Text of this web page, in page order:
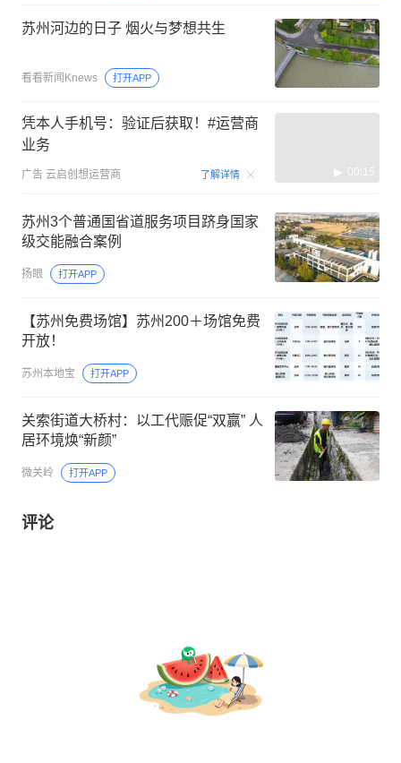
苏州河边的日子 烟火与梦想共生
看看新闻Knews 打开APP
凭本人手机号：验证后获取！#运营商
业务
广告 云启创想运营商 了解详情 00:15
苏州3个普通国省道服务项目跻身国家
级交能融合案例
扬眼 打开APP
【苏州免费场馆】苏州200＋场馆免费
开放！
苏州本地宝 打开APP
关索街道大桥村：以工代赈促“双赢” 人
居环境焕“新颜”
微关岭 打开APP
评论